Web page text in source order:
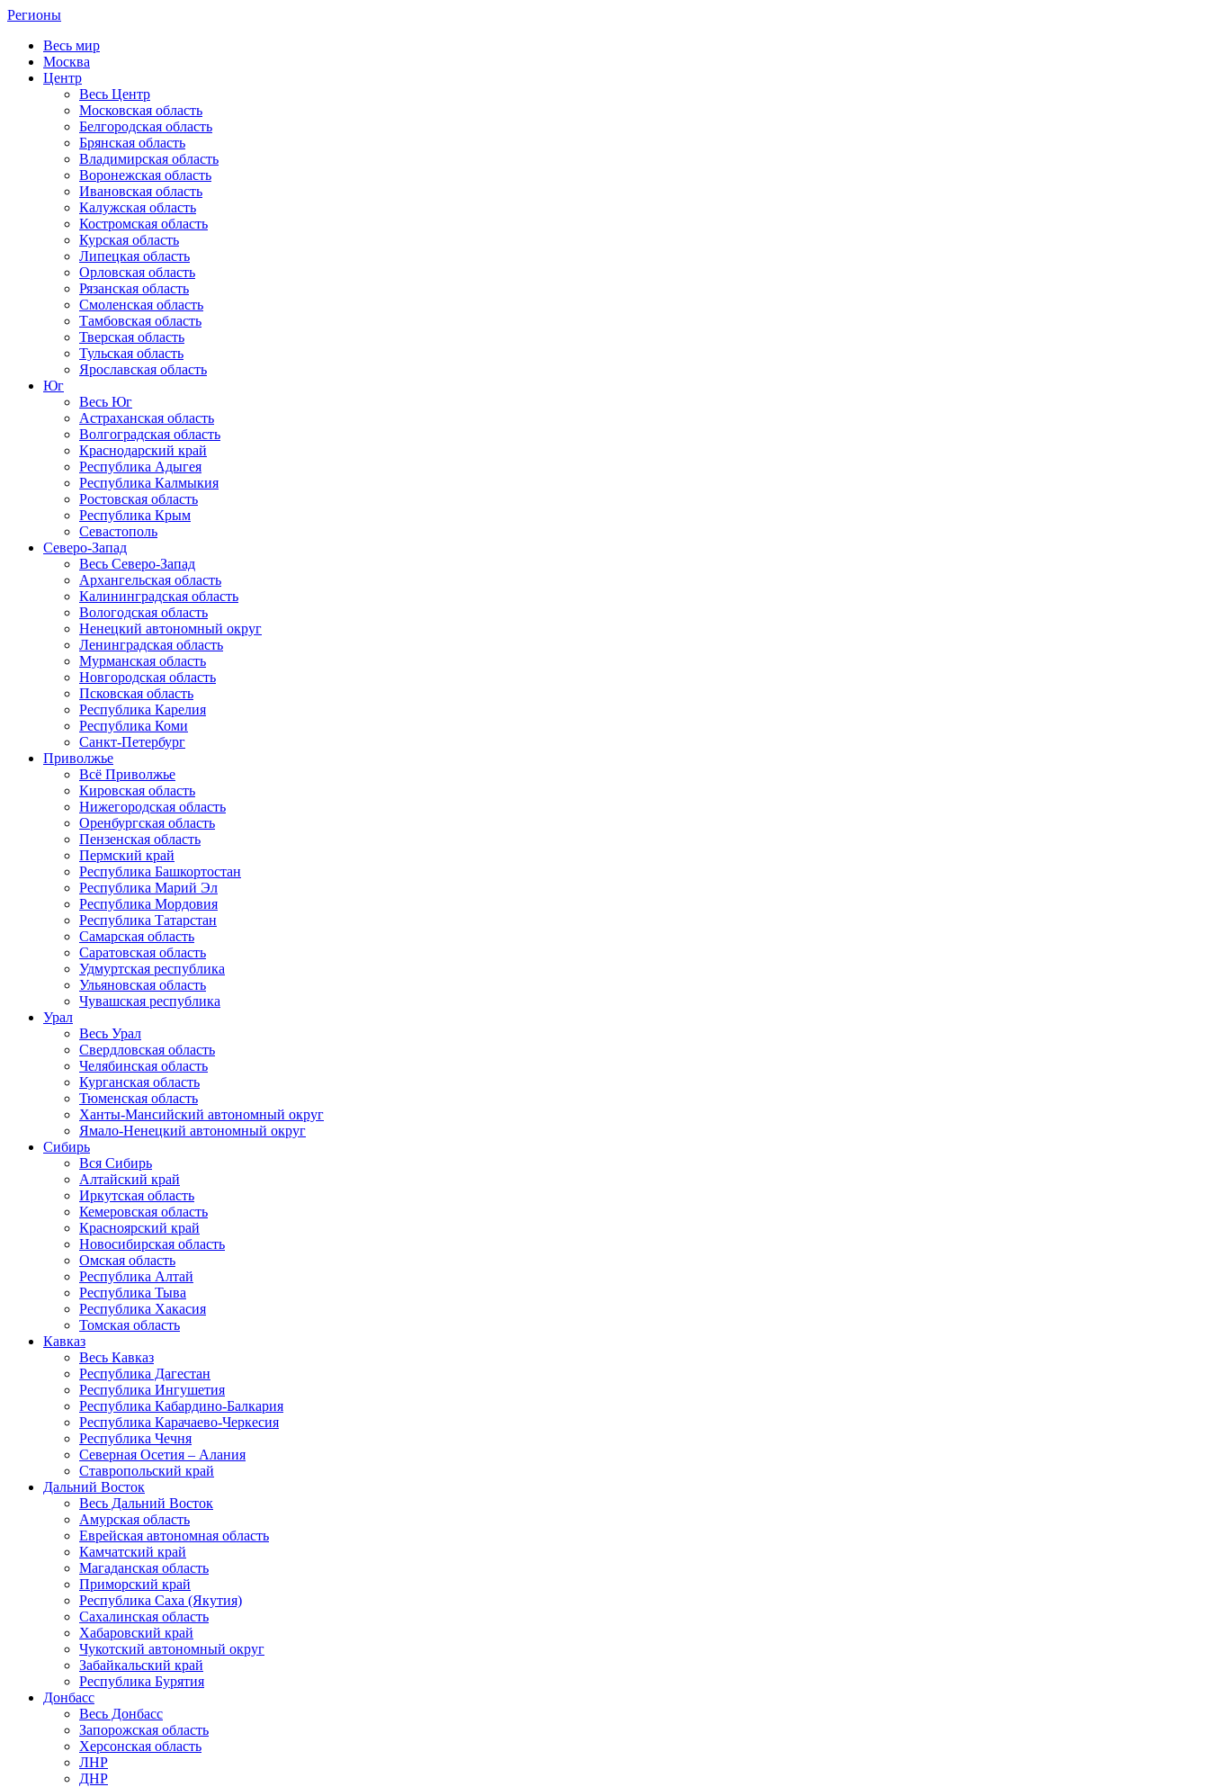
Регионы
Весь мир
Москва
Центр
Весь Центр
Московская область
Белгородская область
Брянская область
Владимирская область
Воронежская область
Ивановская область
Калужская область
Костромская область
Курская область
Липецкая область
Орловская область
Рязанская область
Смоленская область
Тамбовская область
Тверская область
Тульская область
Ярославская область
Юг
Весь Юг
Астраханская область
Волгоградская область
Краснодарский край
Республика Адыгея
Республика Калмыкия
Ростовская область
Республика Крым
Севастополь
Северо-Запад
Весь Северо-Запад
Архангельская область
Калининградская область
Вологодская область
Ненецкий автономный округ
Ленинградская область
Мурманская область
Новгородская область
Псковская область
Республика Карелия
Республика Коми
Санкт-Петербург
Приволжье
Всё Приволжье
Кировская область
Нижегородская область
Оренбургская область
Пензенская область
Пермский край
Республика Башкортостан
Республика Марий Эл
Республика Мордовия
Республика Татарстан
Самарская область
Саратовская область
Удмуртская республика
Ульяновская область
Чувашская республика
Урал
Весь Урал
Свердловская область
Челябинская область
Курганская область
Тюменская область
Ханты-Мансийский автономный округ
Ямало-Ненецкий автономный округ
Сибирь
Вся Сибирь
Алтайский край
Иркутская область
Кемеровская область
Красноярский край
Новосибирская область
Омская область
Республика Алтай
Республика Тыва
Республика Хакасия
Томская область
Кавказ
Весь Кавказ
Республика Дагестан
Республика Ингушетия
Республика Кабардино-Балкария
Республика Карачаево-Черкесия
Республика Чечня
Северная Осетия – Алания
Ставропольский край
Дальний Восток
Весь Дальний Восток
Амурская область
Еврейская автономная область
Камчатский край
Магаданская область
Приморский край
Республика Саха (Якутия)
Сахалинская область
Хабаровский край
Чукотский автономный округ
Забайкальский край
Республика Бурятия
Донбасс
Весь Донбасс
Запорожская область
Херсонская область
ЛНР
ДНР